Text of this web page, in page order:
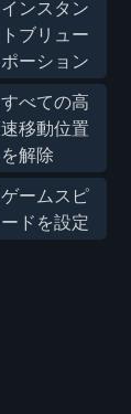
インスタン
トブリュー
ポーション
すべての高
速移動位置
を解除
ゲームスピ
ードを設定